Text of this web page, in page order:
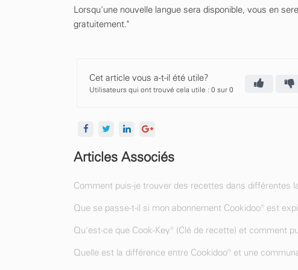
Lorsqu'une nouvelle langue sera disponible, vous en
gratuitement."
Cet article vous a-t-il été utile?
Utilisateurs qui ont trouvé cela utile : 0 sur 0
Articles Associés
Comment puis-je trouver des recettes dans
Que se passe-t-il si mon abonnement Cookidoo® est
Qu'est-ce que Cook-Key® (Clé de recette) et comment
Quelle est la différence entre Cookidoo® et une